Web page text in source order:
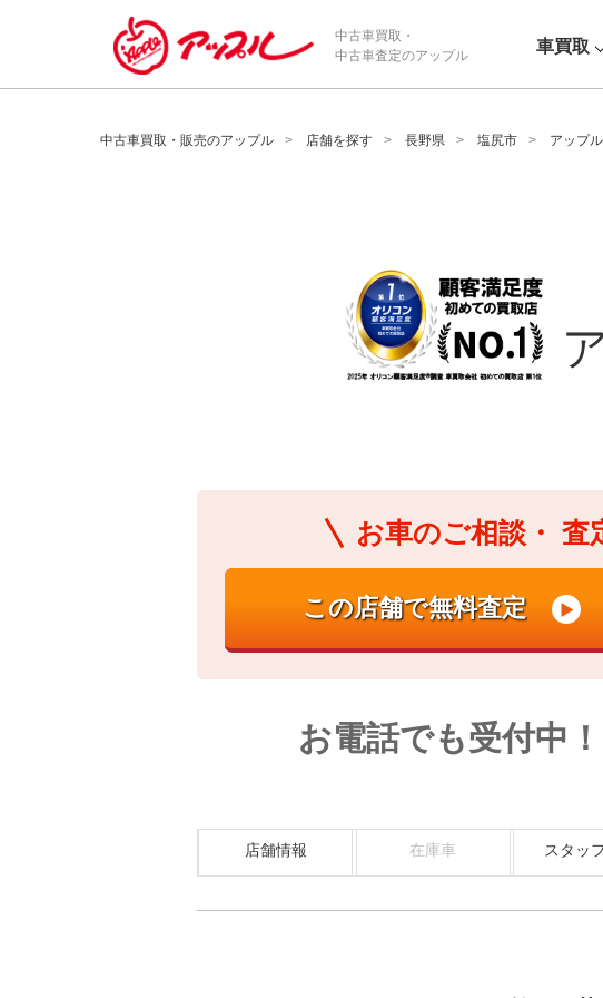
/*ABテスト_新規査定フォームの為のCVボタン*/
中古車買取・
中古車査定のアップル
車買取
中古車買取・販売のアップル 店舗を探す 長野県 塩尻市 アップ
お車のご相談・ 査
お電話でも受付中！
店舗情報 在庫車 スタッ